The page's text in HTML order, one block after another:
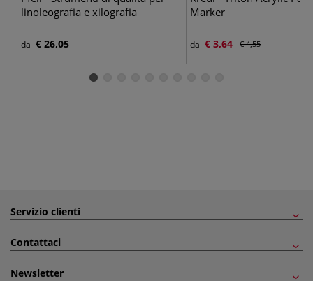
linoleografia e xilografia
da € 26,05
Marker
da € 3,64 € 4,55
Servizio clienti
Contattaci
Newsletter